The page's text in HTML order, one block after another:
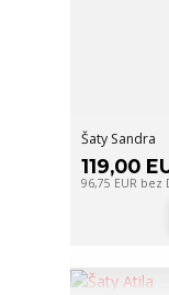
Šaty Sandra
119,00
96,75 EUR bez